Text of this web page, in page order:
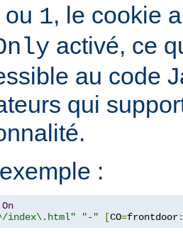
ou 1, le cookie
activé, ce
au code
qui
:
On
index\.html" "-" [CO=frontdoor: